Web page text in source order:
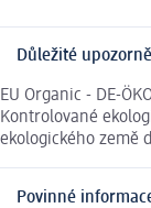
Důležité
EU Organic - DE-
Kontrolované
ekologického země
Povinné